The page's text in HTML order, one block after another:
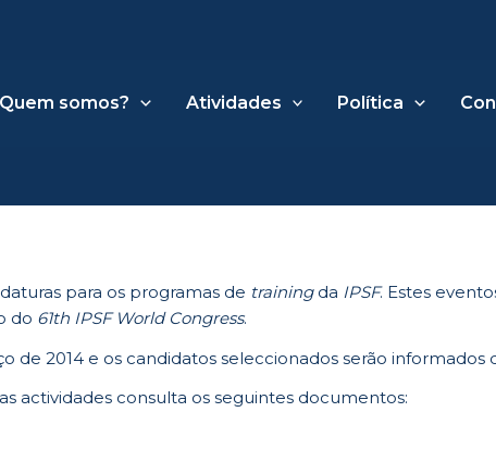
Quem somos?
Atividades Política
para os programas de trainingda IPSF. Estes
do 61th IPSF World Congress.
de 2014 e os candidatos seleccionados serão
actividades consulta os seguintes documentos: